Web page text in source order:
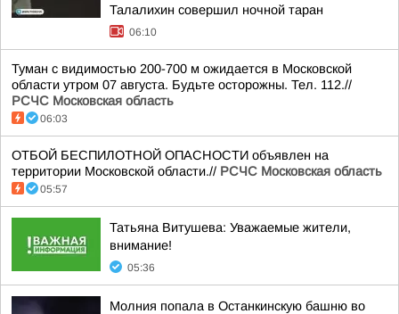
Талалихин совершил ночной таран
06:10
Туман с видимостью 200-700 м ожидается в Московской
области утром 07 августа. Будьте осторожны. Тел. 112.//
РСЧС Московская область
06:03
ОТБОЙ БЕСПИЛОТНОЙ ОПАСНОСТИ объявлен на
территории Московской области.// РСЧС Московская область
05:57
Татьяна Витушева: Уважаемые жители,
внимание!
05:36
Молния попала в Останкинскую башню во